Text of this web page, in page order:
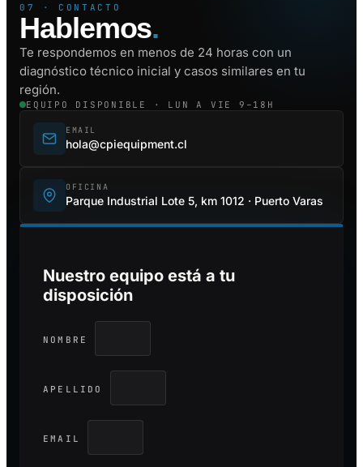
07 · CONTACTO
Hablemos.
Te respondemos en menos de 24 horas con un
diagnóstico técnico inicial y casos similares en tu
región.
EQUIPO DISPONIBLE · LUN A VIE 9–18H
EMAIL
hola@cpiequipment.cl
OFICINA
Parque Industrial Lote 5, km 1012 · Puerto Varas
Nuestro equipo está a tu
disposición
NOMBRE
APELLIDO
EMAIL